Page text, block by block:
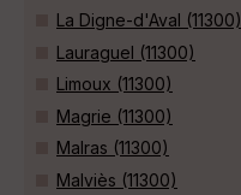
La Digne-d'Aval (11300)
Lauraguel (11300)
Limoux (11300)
Magrie (11300)
Malras (11300)
Malviès (11300)